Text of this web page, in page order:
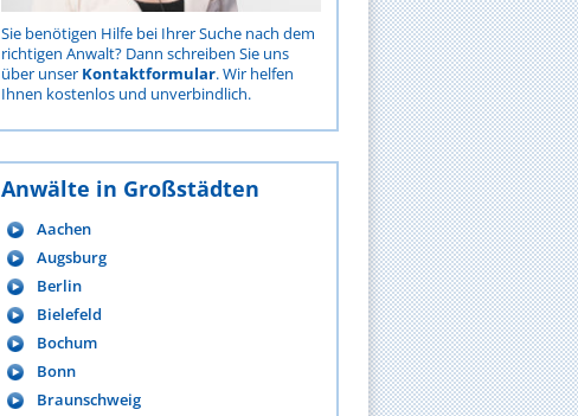
Sie benötigen Hilfe bei Ihrer Suche nach dem
richtigen Anwalt? Dann schreiben Sie uns
über unser Kontaktformular. Wir helfen
Ihnen kostenlos und unverbindlich.
Anwälte in Großstädten
Aachen
Augsburg
Berlin
Bielefeld
Bochum
Bonn
Braunschweig